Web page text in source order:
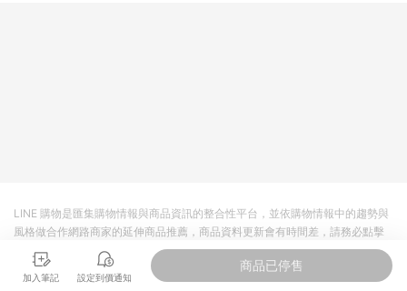
加入筆記 設定到價通知
商品已停售
LINE 購物是匯集購物情報與商品資訊的整合性平台，並依購物情報中的趨勢與
風格做合作網路商家的延伸商品推薦，商品資料更新會有時間差，請務必點擊
商品至各合作網路商家，確認現售價與購物條件，一切資訊以合作廠商網頁為
準。